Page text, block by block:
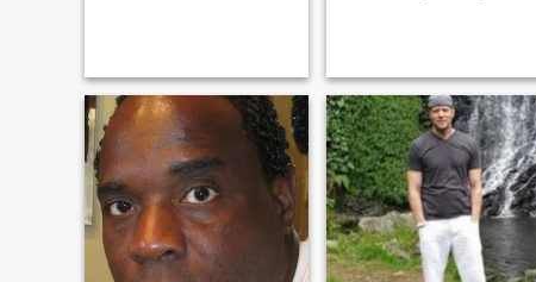
que me acompañara (tan
cursi como suena). Me
encanta estar afuera cuando
hace calor, y tan lejos de él
cuando hace frío :-P. Si
quieres saber algo más
detallado, ¡házmelo saber!
EDITAR: Recientemente he
bajado 70 libras con KETO y
ayuno. También he tomado
un estilo de vida mucho más
activo, además de mi ajuste
ver películas, and travelling!
Soy un buen tipo que busca
conocer a mi alma gemela.
Estoy muy centrado en mi
carrera. Soy dueño de un
negocio exitoso aquí en los
Estados Unidos. Me encanta
hacer ejercicio, tocar la
guitarra, hacer snowboard,
ir a la playa, ver películas y
viajar.